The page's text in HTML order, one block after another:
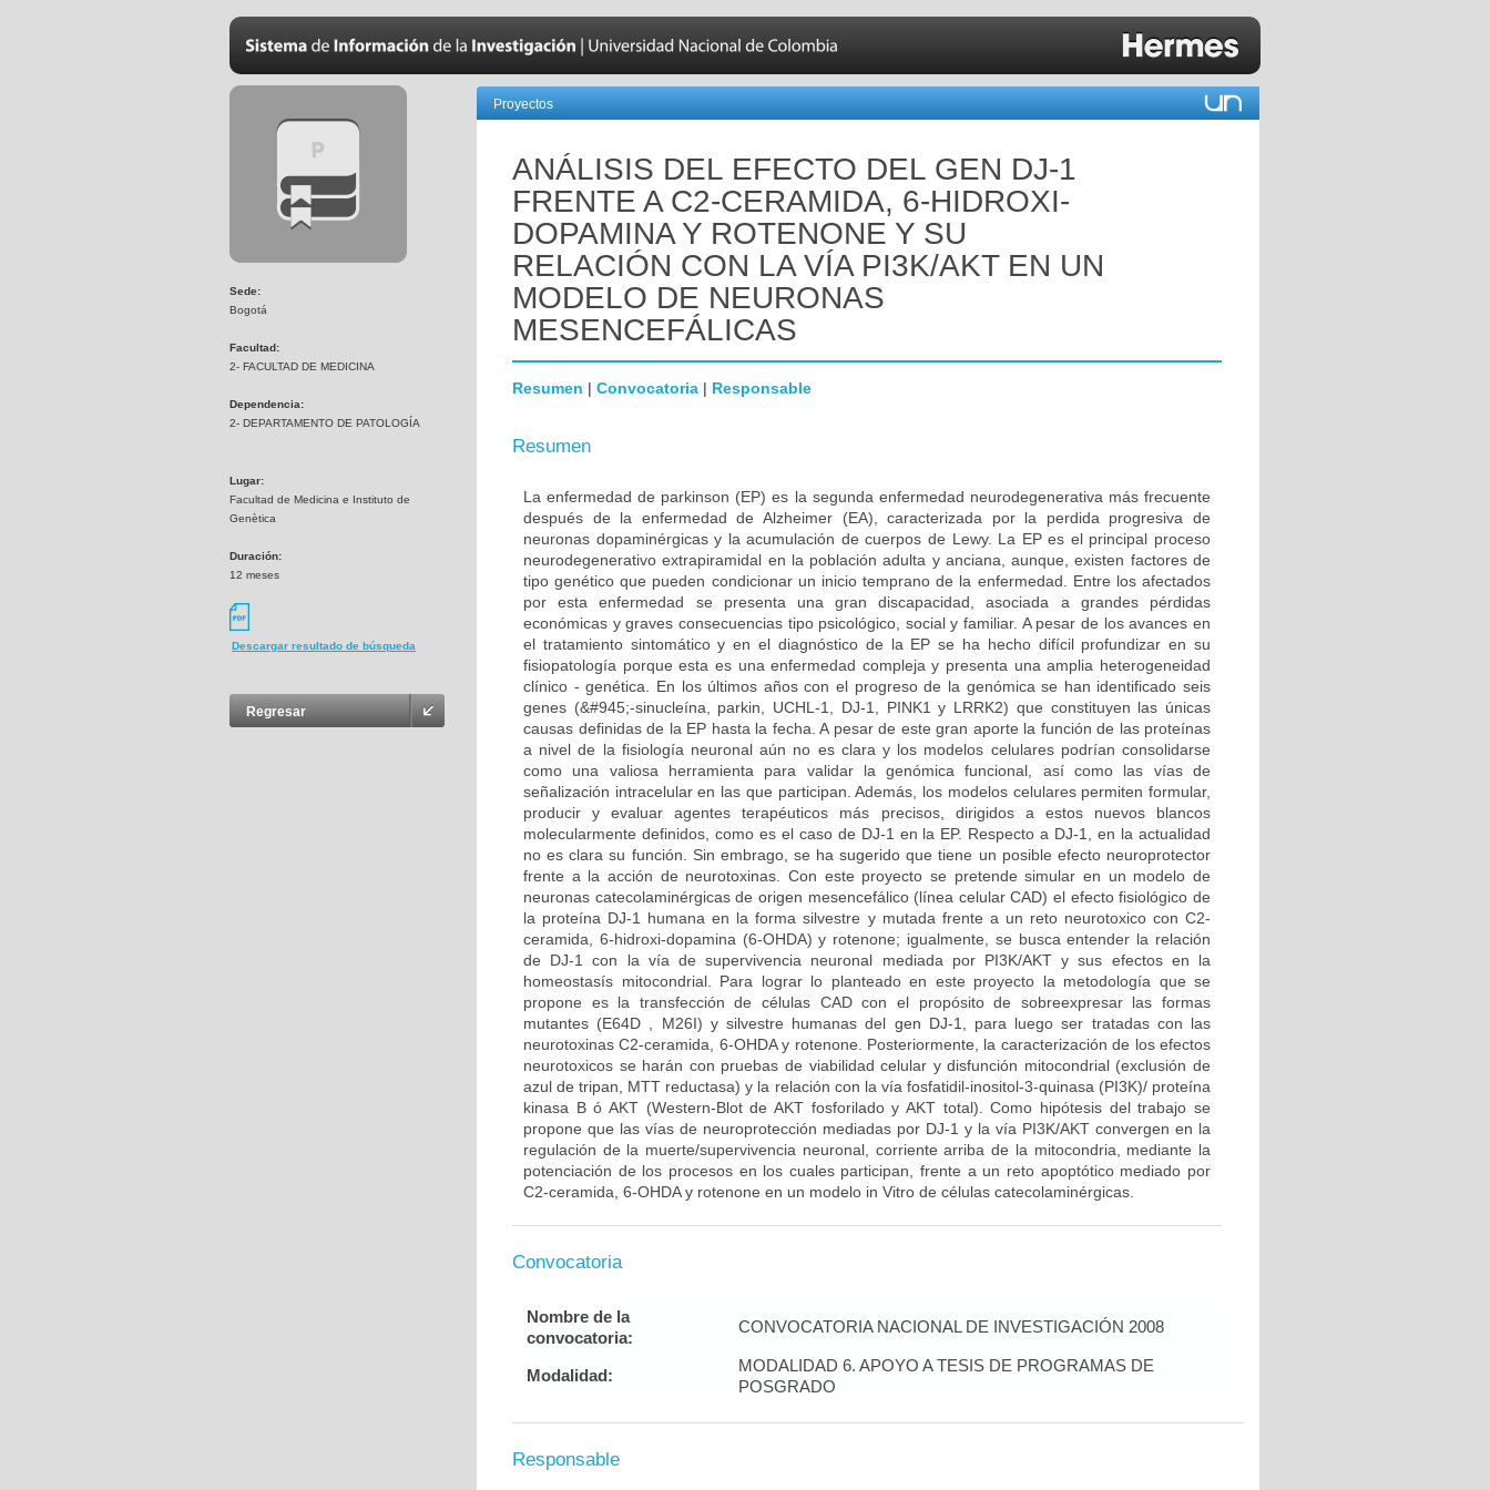
Sede:
Bogotá
Facultad:
2- FACULTAD DE MEDICINA
Dependencia:
2- DEPARTAMENTO DE PATOLOGÍA
Lugar:
Facultad de Medicina e Instituto de
Genètica
Duración:
12 meses
Descargar resultado de búsqueda
Regresar
Proyectos
ANÁLISIS DEL EFECTO DEL GEN DJ-1
FRENTE A C2-CERAMIDA, 6-HIDROXI-
DOPAMINA Y ROTENONE Y SU
RELACIÓN CON LA VÍA PI3K/AKT EN UN
MODELO DE NEURONAS
MESENCEFÁLICAS
Resumen | Convocatoria | Responsable
Resumen
La enfermedad de parkinson (EP) es la segunda enfermedad neurodegenerativa más frecuente
después de la enfermedad de Alzheimer (EA), caracterizada por la perdida progresiva de
neuronas dopaminérgicas y la acumulación de cuerpos de Lewy. La EP es el principal proceso
neurodegenerativo extrapiramidal en la población adulta y anciana, aunque, existen factores de
tipo genético que pueden condicionar un inicio temprano de la enfermedad. Entre los afectados
por esta enfermedad se presenta una gran discapacidad, asociada a grandes pérdidas
económicas y graves consecuencias tipo psicológico, social y familiar. A pesar de los avances en
el tratamiento sintomático y en el diagnóstico de la EP se ha hecho difícil profundizar en su
fisiopatología porque esta es una enfermedad compleja y presenta una amplia heterogeneidad
clínico - genética. En los últimos años con el progreso de la genómica se han identificado seis
genes (&#945;-sinucleína, parkin, UCHL-1, DJ-1, PINK1 y LRRK2) que constituyen las únicas
causas definidas de la EP hasta la fecha. A pesar de este gran aporte la función de las proteínas
a nivel de la fisiología neuronal aún no es clara y los modelos celulares podrían consolidarse
como una valiosa herramienta para validar la genómica funcional, así como las vías de
señalización intracelular en las que participan. Además, los modelos celulares permiten formular,
producir y evaluar agentes terapéuticos más precisos, dirigidos a estos nuevos blancos
molecularmente definidos, como es el caso de DJ-1 en la EP. Respecto a DJ-1, en la actualidad
no es clara su función. Sin embrago, se ha sugerido que tiene un posible efecto neuroprotector
frente a la acción de neurotoxinas. Con este proyecto se pretende simular en un modelo de
neuronas catecolaminérgicas de origen mesencefálico (línea celular CAD) el efecto fisiológico de
la proteína DJ-1 humana en la forma silvestre y mutada frente a un reto neurotoxico con C2-
ceramida, 6-hidroxi-dopamina (6-OHDA) y rotenone; igualmente, se busca entender la relación
de DJ-1 con la vía de supervivencia neuronal mediada por PI3K/AKT y sus efectos en la
homeostasís mitocondrial. Para lograr lo planteado en este proyecto la metodología que se
propone es la transfección de células CAD con el propósito de sobreexpresar las formas
mutantes (E64D , M26I) y silvestre humanas del gen DJ-1, para luego ser tratadas con las
neurotoxinas C2-ceramida, 6-OHDA y rotenone. Posteriormente, la caracterización de los efectos
neurotoxicos se harán con pruebas de viabilidad celular y disfunción mitocondrial (exclusión de
azul de tripan, MTT reductasa) y la relación con la vía fosfatidil-inositol-3-quinasa (PI3K)/ proteína
kinasa B ó AKT (Western-Blot de AKT fosforilado y AKT total). Como hipótesis del trabajo se
propone que las vías de neuroprotección mediadas por DJ-1 y la vía PI3K/AKT convergen en la
regulación de la muerte/supervivencia neuronal, corriente arriba de la mitocondria, mediante la
potenciación de los procesos en los cuales participan, frente a un reto apoptótico mediado por
C2-ceramida, 6-OHDA y rotenone en un modelo in Vitro de células catecolaminérgicas.
Convocatoria
Nombre de la
convocatoria:
CONVOCATORIA NACIONAL DE INVESTIGACIÓN 2008
Modalidad:
MODALIDAD 6. APOYO A TESIS DE PROGRAMAS DE
POSGRADO
Responsable